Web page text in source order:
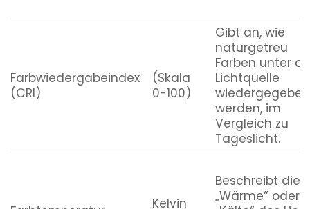
Farbwiedergabeindex
(CRI)
(Skala
0-100)
Gibt an, wie
naturgetreu
Farben unter
Lichtquelle
wiedergegeben
werden, im
Vergleich zu
Tageslicht.
Kelvin
Beschreibt die
„Wärme“ oder